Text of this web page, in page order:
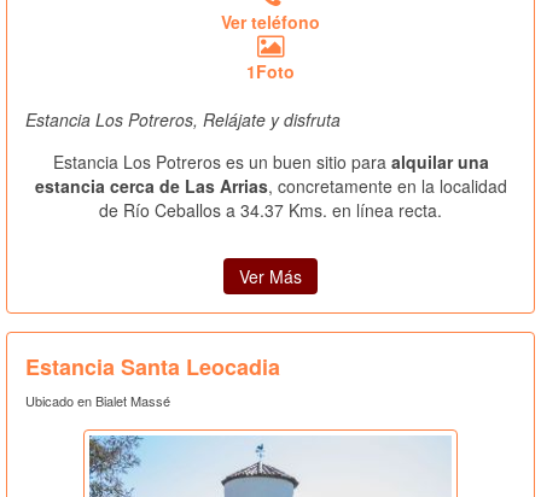
Ver teléfono
1Foto
Estancia Los Potreros, Relájate y disfruta
Estancia Los Potreros es un buen sitio para alquilar una
estancia cerca de Las Arrias, concretamente en la localidad
de Río Ceballos a 34.37 Kms. en línea recta.
Ver Más
Estancia Santa Leocadia
Ubicado en Bialet Massé